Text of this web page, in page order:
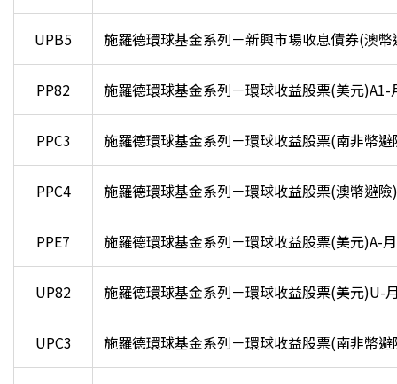
UPB5 施羅德環球基金系列－新興市場收息債券(澳
PP82 施羅德環球基金系列－環球收益股票(美元)A1-
PPC3 施羅德環球基金系列－環球收益股票(南非幣
PPC4 施羅德環球基金系列－環球收益股票(澳幣避
PPE7 施羅德環球基金系列－環球收益股票(美元)A-
UP82 施羅德環球基金系列－環球收益股票(美元)U-
UPC3 施羅德環球基金系列－環球收益股票(南非幣